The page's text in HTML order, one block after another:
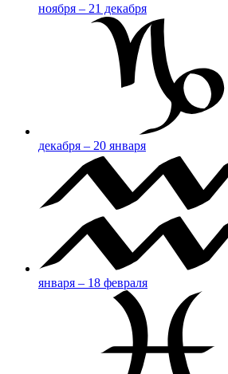
ноября – 21 декабря
декабря – 20 января
января – 18 февраля